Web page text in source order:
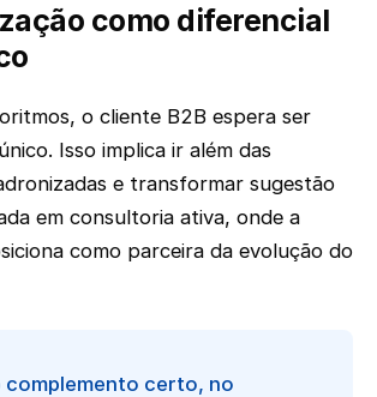
como diferencial
o cliente B2B espera ser
Isso implica ir além das
e transformar sugestão
em consultoria ativa, onde a
como parceira da evolução do
certo, no